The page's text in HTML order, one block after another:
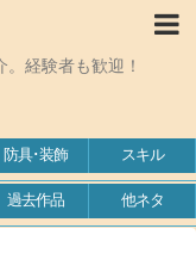
経験者も歓迎！
防具･装飾 スキル
過去作品 他ネタ